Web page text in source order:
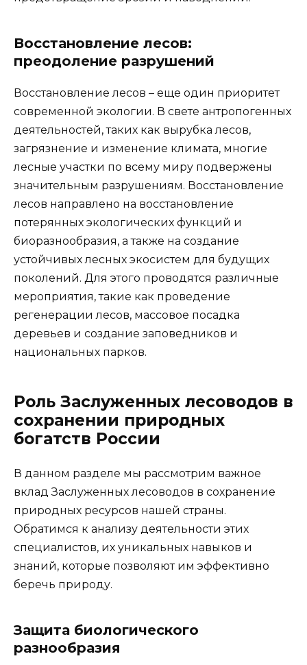
Восстановление лесов:
преодоление разрушений
Восстановление лесов – еще один приоритет
современной экологии. В свете антропогенных
деятельностей, таких как вырубка лесов,
загрязнение и изменение климата, многие
лесные участки по всему миру подвержены
значительным разрушениям. Восстановление
лесов направлено на восстановление
потерянных экологических функций и
биоразнообразия, а также на создание
устойчивых лесных экосистем для будущих
поколений. Для этого проводятся различные
мероприятия, такие как проведение
регенерации лесов, массовое посадка
деревьев и создание заповедников и
национальных парков.
Роль Заслуженных лесоводов в
сохранении природных
богатств России
В данном разделе мы рассмотрим важное
вклад Заслуженных лесоводов в сохранение
природных ресурсов нашей страны.
Обратимся к анализу деятельности этих
специалистов, их уникальных навыков и
знаний, которые позволяют им эффективно
беречь природу.
Защита биологического
разнообразия